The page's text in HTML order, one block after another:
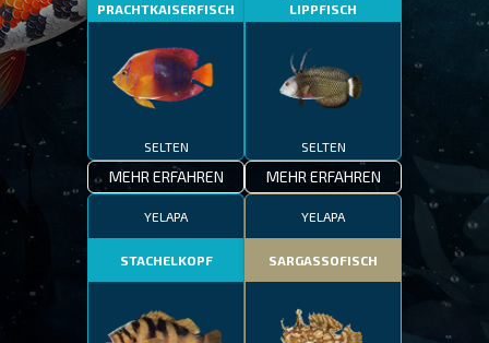
PRACHTKAISERFISCH
SELTEN
MEHR ERFAHREN
LIPPFISCH
SELTEN
MEHR ERFAHREN
YELAPA
STACHELKOPF
YELAPA
SARGASSOFISCH